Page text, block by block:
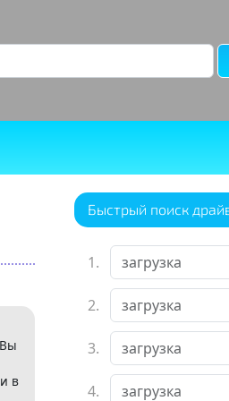
в
Быстрый поиск
1.
2.
3.
4.